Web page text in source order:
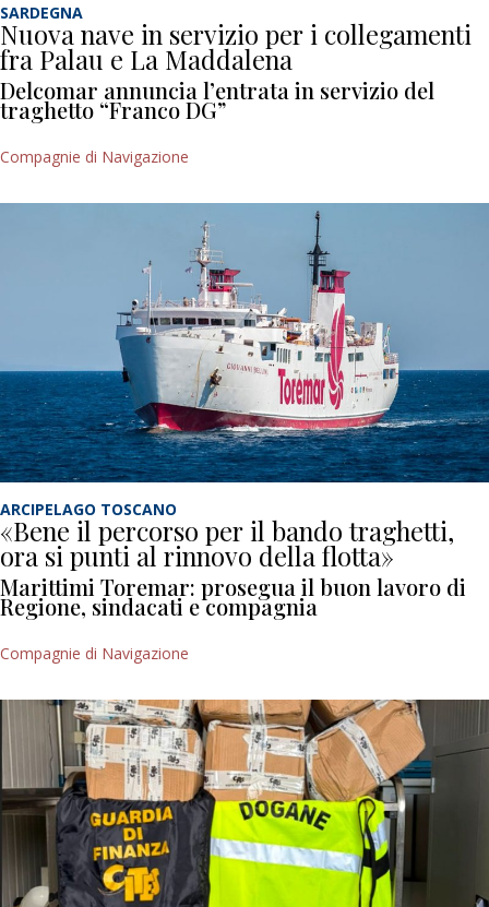
SARDEGNA
Nuova nave in servizio per i collegamenti
fra Palau e La Maddalena
Delcomar annuncia l’entrata in servizio del
traghetto “Franco DG”
Compagnie di Navigazione
ARCIPELAGO TOSCANO
«Bene il percorso per il bando traghetti,
ora si punti al rinnovo della flotta»
Marittimi Toremar: prosegua il buon lavoro di
Regione, sindacati e compagnia
Compagnie di Navigazione